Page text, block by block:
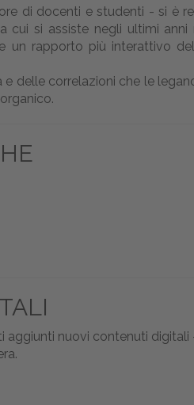
di docenti e studenti - si è
si assiste negli ultimi anni
un rapporto più interattivo
delle correlazioni che le
nuovi contenuti digitali